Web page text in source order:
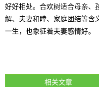
好好相处。合欢树适合母亲、
解、夫妻和睦、家庭团结等含
一生，也象征着夫妻感情好。
相关文章